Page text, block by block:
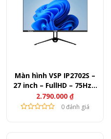
Màn hình VSP IP2702S –
27 inch – FullHD – 75Hz –
250nits
2.790.000 ₫
0 đánh giá